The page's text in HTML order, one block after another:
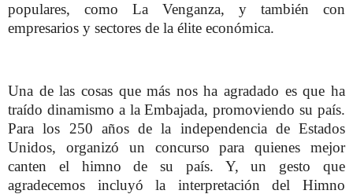
populares, como La Venganza, y también con
empresarios y sectores de la élite económica.
Una de las cosas que más nos ha agradado es que ha
traído dinamismo a la Embajada, promoviendo su país.
Para los 250 años de la independencia de Estados
Unidos, organizó un concurso para quienes mejor
canten el himno de su país. Y, un gesto que
agradecemos incluyó la interpretación del Himno